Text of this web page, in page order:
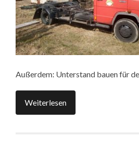
Außerdem: Unterstand bauen für
Weiterlesen